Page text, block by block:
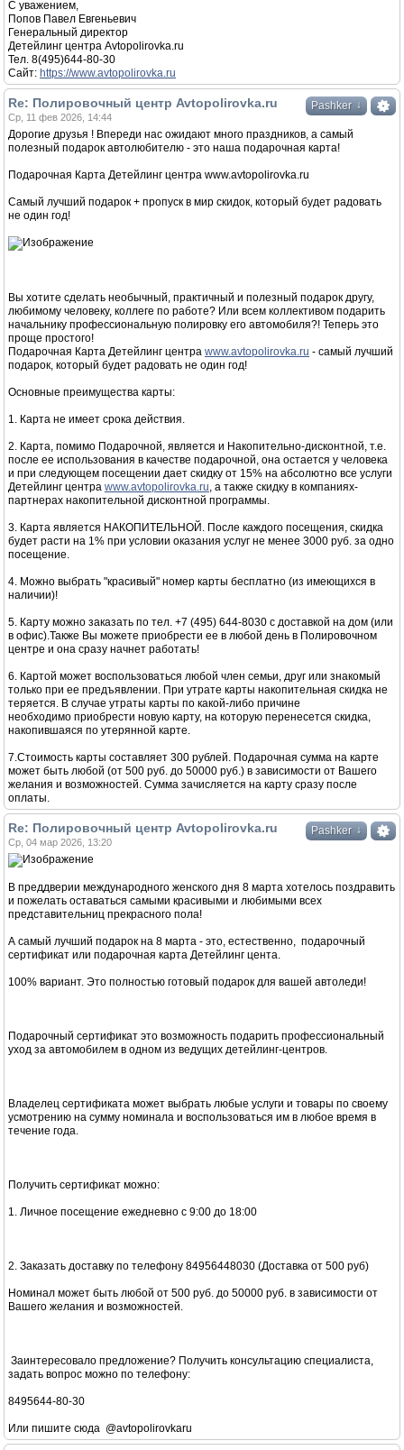
С уважением,
Попов Павел Евгеньевич
Генеральный директор
Детейлинг центра Avtopolirovka.ru
Тел. 8(495)644-80-30
Сайт: https://www.avtopolirovka.ru
Pashker ↓
Re: Полировочный центр Avtopolirovka.ru
Ср, 11 фев 2026, 14:44
Дорогие друзья ! Впереди нас ожидают много праздников, а самый
полезный подарок автолюбителю - это наша подарочная карта!
Подарочная Карта Детейлинг центра www.avtopolirovka.ru
Самый лучший подарок + пропуск в мир скидок, который будет радовать
не один год!
Вы хотите сделать необычный, практичный и полезный подарок другу,
любимому человеку, коллеге по работе? Или всем коллективом подарить
начальнику профессиональную полировку его автомобиля?! Теперь это
проще простого!
Подарочная Карта Детейлинг центра www.avtopolirovka.ru - самый лучший
подарок, который будет радовать не один год!
Основные преимущества карты:
1. Карта не имеет срока действия.
2. Карта, помимо Подарочной, является и Накопительно-дисконтной, т.е.
после ее использования в качестве подарочной, она остается у человека
и при следующем посещении дает скидку от 15% на абсолютно все услуги
Детейлинг центра www.avtopolirovka.ru, а также скидку в компаниях-
партнерах накопительной дисконтной программы.
3. Карта является НАКОПИТЕЛЬНОЙ. После каждого посещения, скидка
будет расти на 1% при условии оказания услуг не менее 3000 руб. за одно
посещение.
4. Можно выбрать "красивый" номер карты бесплатно (из имеющихся в
наличии)!
5. Карту можно заказать по тел. +7 (495) 644-8030 с доставкой на дом (или
в офис).Также Вы можете приобрести ее в любой день в Полировочном
центре и она сразу начнет работать!
6. Картой может воспользоваться любой член семьи, друг или знакомый
только при ее предъявлении. При утрате карты накопительная скидка не
теряется. В случае утраты карты по какой-либо причине
необходимо приобрести новую карту, на которую перенесется скидка,
накопившаяся по утерянной карте.
7.Стоимость карты составляет 300 рублей. Подарочная сумма на карте
может быть любой (от 500 руб. до 50000 руб.) в зависимости от Вашего
желания и возможностей. Сумма зачисляется на карту сразу после
оплаты.
Pashker ↓
Re: Полировочный центр Avtopolirovka.ru
Ср, 04 мар 2026, 13:20
В преддверии международного женского дня 8 марта хотелось поздравить
и пожелать оставаться самыми красивыми и любимыми всех
представительниц прекрасного пола!
А самый лучший подарок на 8 марта - это, естественно, подарочный
сертификат или подарочная карта Детейлинг цента.
100% вариант. Это полностью готовый подарок для вашей автоледи!
Подарочный сертификат это возможность подарить профессиональный
уход за автомобилем в одном из ведущих детейлинг-центров.
Владелец сертификата может выбрать любые услуги и товары по своему
усмотрению на сумму номинала и воспользоваться им в любое время в
течение года.
Получить сертификат можно:
1. Личное посещение ежедневно с 9:00 до 18:00
2. Заказать доставку по телефону 84956448030 (Доставка от 500 руб)
Номинал может быть любой от 500 руб. до 50000 руб. в зависимости от
Вашего желания и возможностей.
Заинтересовало предложение? Получить консультацию специалиста,
задать вопрос можно по телефону:
8495644-80-30
Или пишите сюда @avtopolirovkaru